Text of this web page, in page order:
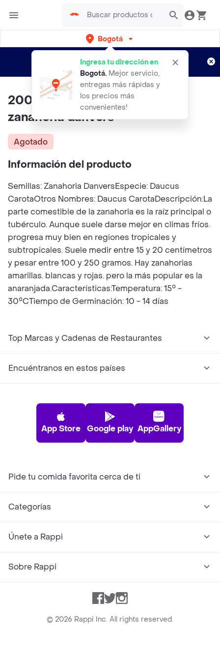
Bogotá
Ingresa tu dirección en
Bogotá. Mejor servicio,
entregas más rápidas y
los precios más
convenientes!
envíos gratis por semanas
Aplican TyC
200 semillas Organicas de
zanahoria danvers
Agotado
Información del producto
Semillas: Zanahoria DanversEspecie: Daucus
CarotaOtros Nombres: Daucus CarotaDescripción:La
parte comestible de la zanahoria es la raíz principal o
tubérculo. Aunque suele darse mejor en climas fríos.
progresa muy bien en regiones tropicales y
subtropicales. Suele medir entre 15 y 20 centímetros
y pesar entre 100 y 250 gramos. Hay zanahorias
amarillas. blancas y rojas. pero la más popular es la
anaranjada.Características:Temperatura: 15° -
30°CTiempo de Germinación: 10 - 14 días
Top Marcas y Cadenas de Restaurantes
Encuéntranos en estos países
App Store Google play AppGallery
Pide tu comida favorita cerca de ti
Categorías
Únete a Rappi
Sobre Rappi
Facebook
TwitterInstagram
© 2026 Rappi Inc. All rights reserved.